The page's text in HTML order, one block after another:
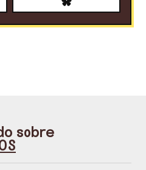
sobre